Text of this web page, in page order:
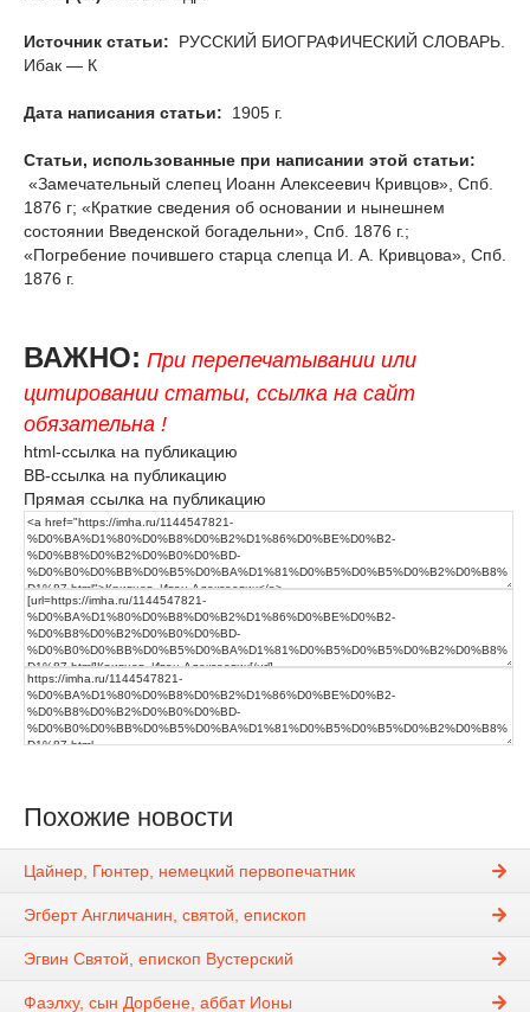
Источник статьи:
РУССКИЙ БИОГРАФИЧЕСКИЙ СЛОВАРЬ.
Ибак — К
Дата написания статьи: 1905 г.
Статьи, использованные при написании этой статьи:
«Замечательный слепец Иоанн Алексеевич Кривцов», Спб.
1876 г; «Краткие сведения об основании и нынешнем
состоянии Введенской богадельни», Спб. 1876 г.;
«Погребение почившего старца слепца И. А. Кривцова», Спб.
1876 г.
ВАЖНО: При перепечатывании или
цитировании статьи, ссылка на сайт
обязательна !
html-ссылка на публикацию
BB-ссылка на публикацию
Прямая ссылка на публикацию
Похожие новости
Цайнер, Гюнтер, немецкий первопечатник
Эгберт Англичанин, святой, епископ
Эгвин Святой, епископ Вустерский
Фаэлху, сын Дорбене, аббат Ионы